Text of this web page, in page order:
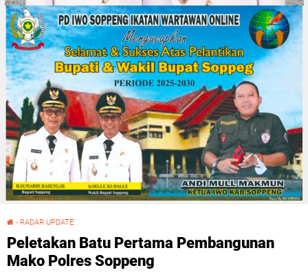
› RADAR UPDATE
Peletakan Batu Pertama Pembangunan
Mako Polres Soppeng